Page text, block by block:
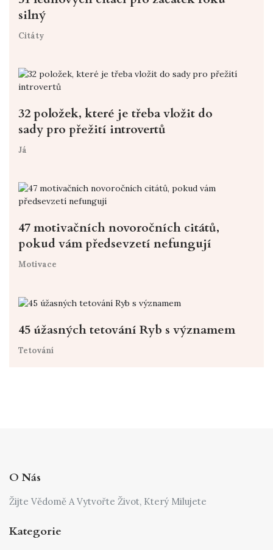
silný
Citáty
32 položek, které je třeba vložit do
sady pro přežití introvertů
Já
47 motivačních novoročních citátů,
pokud vám předsevzetí nefungují
Motivace
45 úžasných tetování Ryb s významem
Tetování
O Nás
Žijte Vědomě A Vytvořte Život, Který Milujete
Kategorie